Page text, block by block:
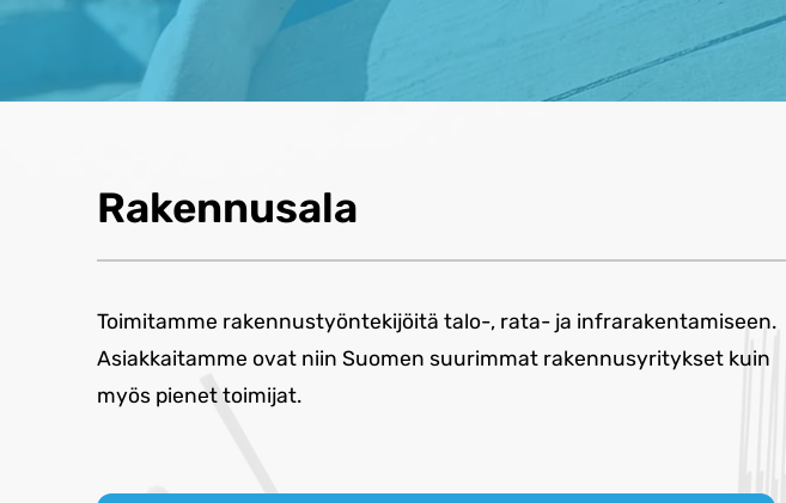
Rakennusala
Toimitamme rakennustyöntekijöitä talo-, rata- ja infrarakentamiseen.
Asiakkaitamme ovat niin Suomen suurimmat rakennusyritykset kuin
myös pienet toimijat.